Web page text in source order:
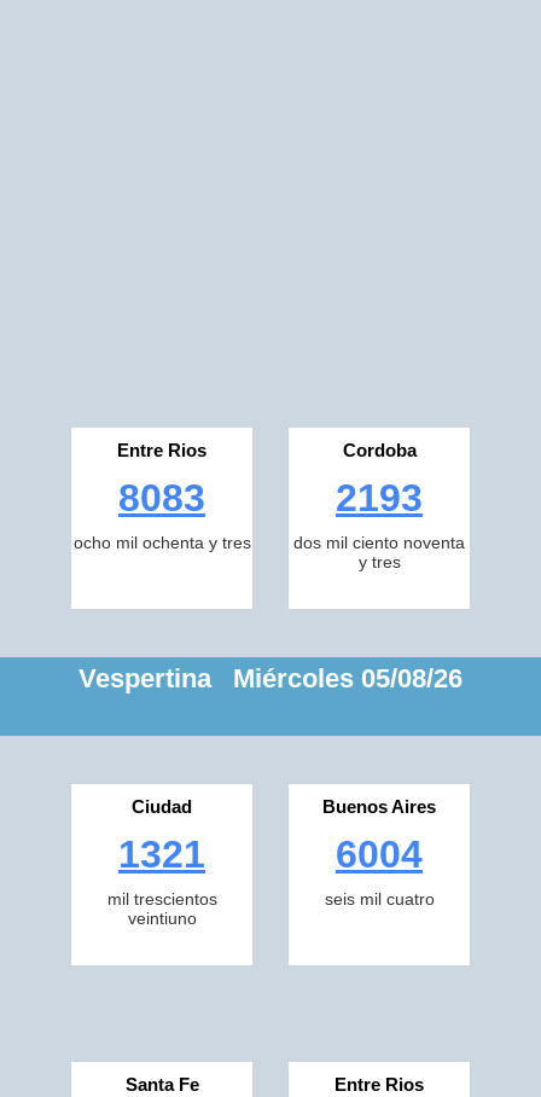
Entre Rios
8083
ocho mil ochenta y tres
Cordoba
2193
dos mil ciento noventa
y tres
Vespertina Miércoles 05/08/26
Ciudad
1321
mil trescientos
veintiuno
Buenos Aires
6004
seis mil cuatro
Santa Fe Entre Rios